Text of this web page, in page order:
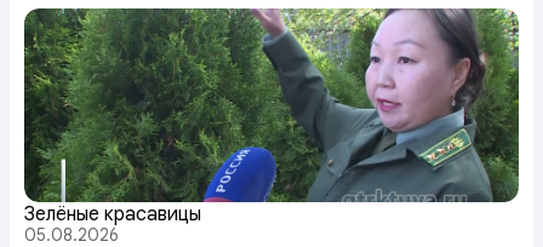
Зелёные красавицы
05.08.2026